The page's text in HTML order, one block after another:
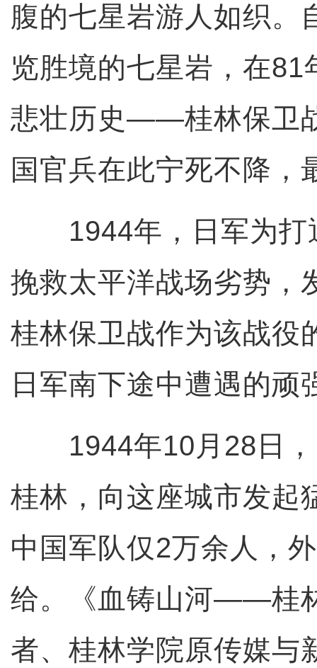
腹的七星岩游人如织。
览胜境的七星岩，在81
悲壮历史——桂林保卫
国官兵在此宁死不降，
1944年，日军为打
挽救太平洋战场劣势，
桂林保卫战作为该战役
日军南下途中遭遇的顽
1944年10月28日，
桂林，向这座城市发起
中国军队仅2万余人，
给。《血铸山河——桂
者、桂林学院原传媒与